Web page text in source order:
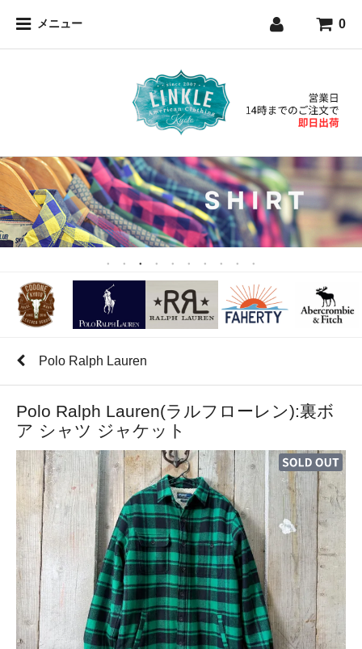
メニュー 0
Polo Ralph Lauren
Polo Ralph Lauren(ラルフローレン):裏ボ
ア シャツ ジャケット